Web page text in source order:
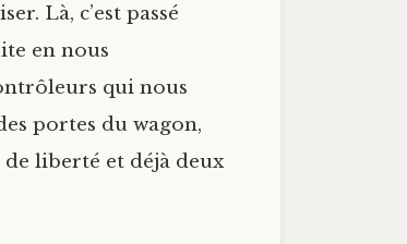
Là, c’est passé
en nous
qui nous
portes du wagon,
liberté et déjà deux